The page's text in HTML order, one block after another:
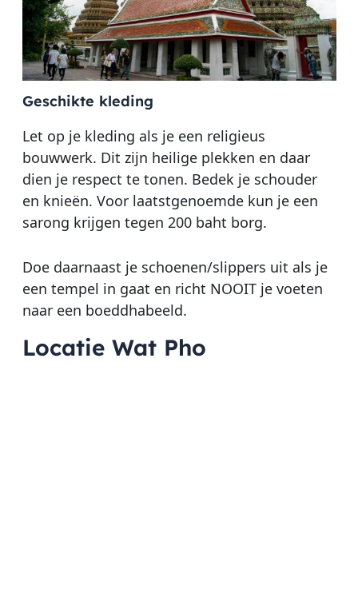
Geschikte kleding
Let op je kleding als je een religieus
bouwwerk. Dit zijn heilige plekken en daar
dien je respect te tonen. Bedek je schouder
en knieën. Voor laatstgenoemde kun je een
sarong krijgen tegen 200 baht borg.
Doe daarnaast je schoenen/slippers uit als je
een tempel in gaat en richt NOOIT je voeten
naar een boeddhabeeld.
Locatie Wat Pho